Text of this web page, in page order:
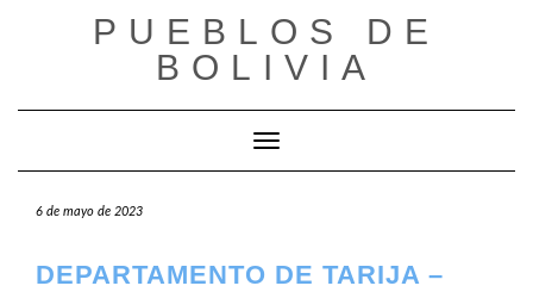
PUEBLOS DE
BOLIVIA
Cambiar modo de navegación
6 de mayo de 2023
DEPARTAMENTO DE TARIJA –